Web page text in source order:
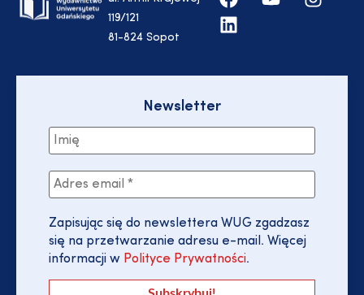
119/121
81-824 Sopot
Newsletter
Zapisując się do newslettera WUG zgadzasz
się na przetwarzanie adresu e-mail. Więcej
informacji w Polityce Prywatności.